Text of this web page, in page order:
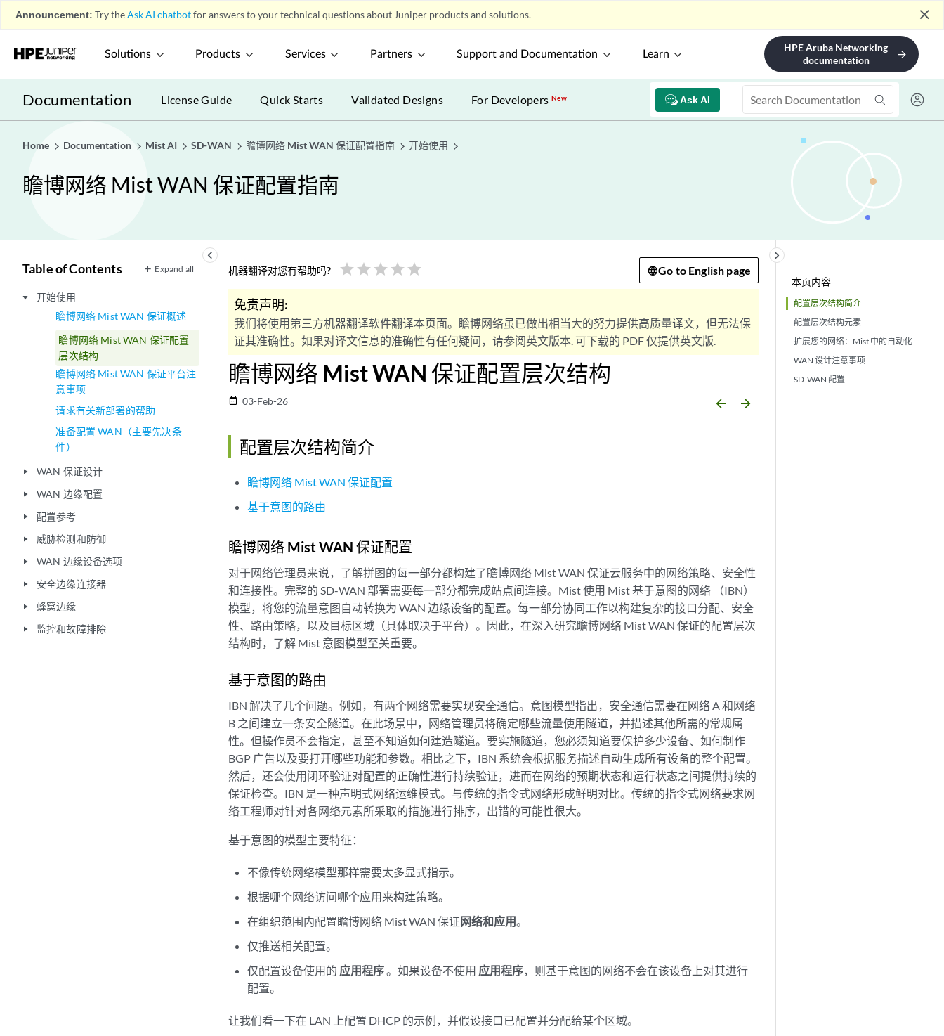
Announcement: Try theAsk AI chatbotfor answers to your technical questions about Juniper products and solutions. close
Solutions Products Services Partners Support and Documentation Learn
HPE Aruba Networking
documentation
arrow_forward
Documentation Ask AI
License Guide Quick Starts Validated Designs For DevelopersNew
Home Documentation Mist AI SD-WAN 瞻博网络 Mist WAN 保证配置指南 开始使用
瞻博网络 Mist WAN 保证配置指南
keyboard_arrow_left
Table of Contents Expand all
play_arrow
开始使用
瞻博网络 Mist WAN 保证概述
瞻博网络 Mist WAN 保证配置
层次结构
瞻博网络 Mist WAN 保证平台注
意事项
请求有关新部署的帮助
准备配置 WAN（主要先决条
件）
play_arrow WAN 保证设计
play_arrow WAN 边缘配置
play_arrow 配置参考
play_arrow 威胁检测和防御
play_arrow WAN 边缘设备选项
play_arrow 安全边缘连接器
play_arrow 蜂窝边缘
play_arrow 监控和故障排除
本页内容
配置层次结构简介
配置层次结构元素
扩展您的网络：Mist 中的自动化
WAN 设计注意事项
SD-WAN 配置
keyboard_arrow_right
机器翻译对您有帮助吗? star star star star star Go to English page
免责声明:
我们将使用第三方机器翻译软件翻译本页面。瞻博网络虽已做出相当大的努力提供高质量译文，但无法保
证其准确性。如果对译文信息的准确性有任何疑问，请参阅英文版本. 可下载的 PDF 仅提供英文版.
瞻博网络 Mist WAN 保证配置层次结构
date_range 03-Feb-26 arrow_backward arrow_forward
配置层次结构简介
瞻博网络 Mist WAN 保证配置
基于意图的路由
瞻博网络 Mist WAN 保证配置
对于网络管理员来说，了解拼图的每一部分都构建了瞻博网络 Mist WAN 保证云服务中的网络策略、安全性
和连接性。完整的 SD-WAN 部署需要每一部分都完成站点间连接。Mist 使用 Mist 基于意图的网络 （IBN）
模型，将您的流量意图自动转换为 WAN 边缘设备的配置。每一部分协同工作以构建复杂的接口分配、安全
性、路由策略，以及目标区域（具体取决于平台）。因此，在深入研究瞻博网络 Mist WAN 保证的配置层次
结构时，了解 Mist 意图模型至关重要。
基于意图的路由
IBN 解决了几个问题。例如，有两个网络需要实现安全通信。意图模型指出，安全通信需要在网络 A 和网络
B 之间建立一条安全隧道。在此场景中，网络管理员将确定哪些流量使用隧道，并描述其他所需的常规属
性。但操作员不会指定，甚至不知道如何建造隧道。要实施隧道，您必须知道要保护多少设备、如何制作
BGP 广告以及要打开哪些功能和参数。相比之下，IBN 系统会根据服务描述自动生成所有设备的整个配置。
然后，还会使用闭环验证对配置的正确性进行持续验证，进而在网络的预期状态和运行状态之间提供持续的
保证检查。IBN 是一种声明式网络运维模式。与传统的指令式网络形成鲜明对比。传统的指令式网络要求网
络工程师对针对各网络元素所采取的措施进行排序，出错的可能性很大。
基于意图的模型主要特征：
不像传统网络模型那样需要太多显式指示。
根据哪个网络访问哪个应用来构建策略。
在组织范围内配置瞻博网络 Mist WAN 保证网络和应用。
仅推送相关配置。
仅配置设备使用的 应用程序。如果设备不使用 应用程序，则基于意图的网络不会在该设备上对其进行
配置。
让我们看一下在 LAN 上配置 DHCP 的示例，并假设接口已配置并分配给某个区域。